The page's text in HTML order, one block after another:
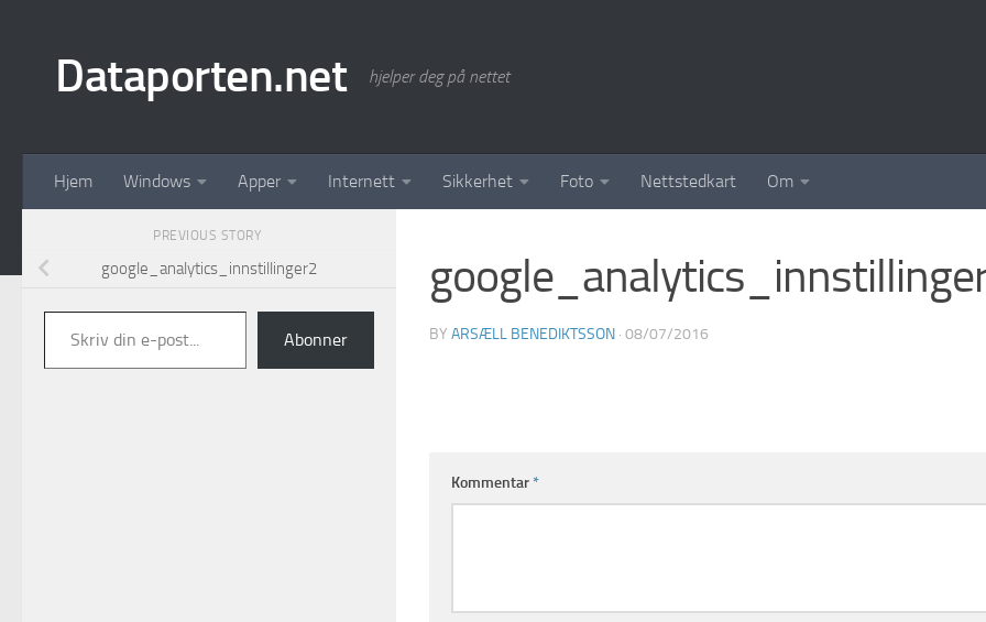
Dataporten.net hjelper deg på nettet
Hjem Windows Apper Internett Sikkerhet Foto Nettstedkart Om
BY ARSÆLL BENEDIKTSSON · 08/07/2016
Kommentar*
PREVIOUS STORY
google_analytics_innstillinger2
Skriv din e-post...
Abonner